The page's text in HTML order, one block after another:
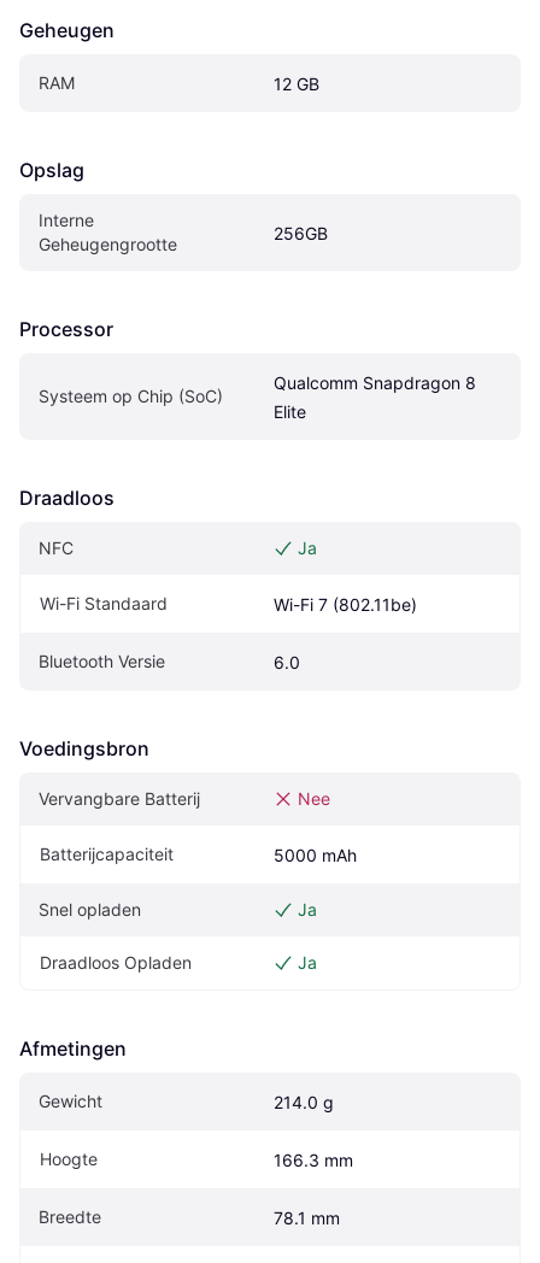
Geheugen
RAM 12 GB
Opslag
Interne
Geheugengrootte
256GB
Processor
Systeem op Chip (SoC)
Qualcomm Snapdragon 8
Elite
Draadloos
NFC Ja
Wi-Fi Standaard Wi-Fi 7 (802.11be)
Bluetooth Versie 6.0
Voedingsbron
Vervangbare Batterij Nee
Batterijcapaciteit 5000 mAh
Snel opladen Ja
Draadloos Opladen Ja
Afmetingen
Gewicht 214.0 g
Hoogte 166.3 mm
Breedte 78.1 mm